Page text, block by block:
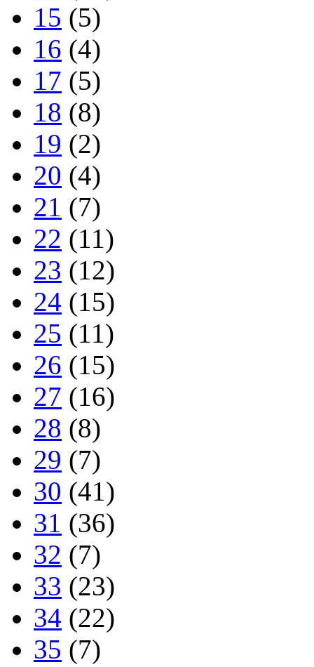
15 (5)
16 (4)
17 (5)
18 (8)
19 (2)
20 (4)
21 (7)
22 (11)
23 (12)
24 (15)
25 (11)
26 (15)
27 (16)
28 (8)
29 (7)
30 (41)
31 (36)
32 (7)
33 (23)
34 (22)
35 (7)